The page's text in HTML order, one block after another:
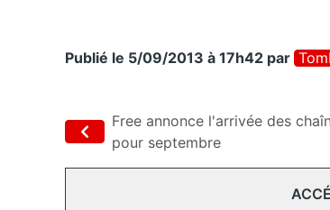
Publié le 5/09/2013 à 17h42 par
Free annonce l'arrivée des
pour septembre